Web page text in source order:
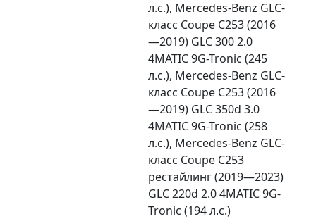
л.с.), Mercedes-Benz GLC-
класс Coupe C253 (2016
—2019) GLC 300 2.0
4MATIC 9G-Tronic (245
л.с.), Mercedes-Benz GLC-
класс Coupe C253 (2016
—2019) GLC 350d 3.0
4MATIC 9G-Tronic (258
л.с.), Mercedes-Benz GLC-
класс Coupe C253
рестайлинг (2019—2023)
GLC 220d 2.0 4MATIC 9G-
Tronic (194 л.с.)